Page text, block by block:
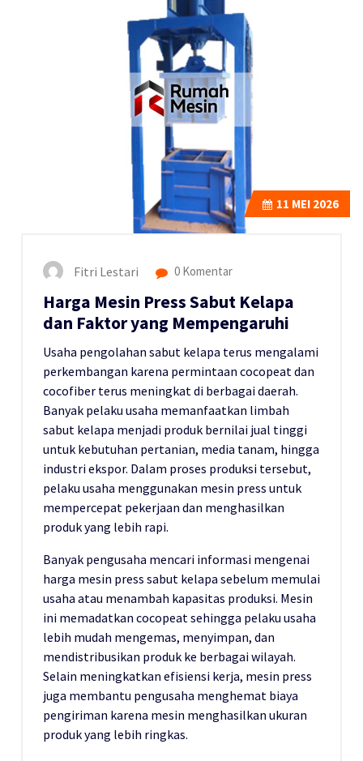
11 MEI 2026
Fitri Lestari 0 Komentar
Harga Mesin Press Sabut Kelapa
dan Faktor yang Mempengaruhi
Usaha pengolahan sabut kelapa terus mengalami
perkembangan karena permintaan cocopeat dan
cocofiber terus meningkat di berbagai daerah.
Banyak pelaku usaha memanfaatkan limbah
sabut kelapa menjadi produk bernilai jual tinggi
untuk kebutuhan pertanian, media tanam, hingga
industri ekspor. Dalam proses produksi tersebut,
pelaku usaha menggunakan mesin press untuk
mempercepat pekerjaan dan menghasilkan
produk yang lebih rapi.
Banyak pengusaha mencari informasi mengenai
harga mesin press sabut kelapa sebelum memulai
usaha atau menambah kapasitas produksi. Mesin
ini memadatkan cocopeat sehingga pelaku usaha
lebih mudah mengemas, menyimpan, dan
mendistribusikan produk ke berbagai wilayah.
Selain meningkatkan efisiensi kerja, mesin press
juga membantu pengusaha menghemat biaya
pengiriman karena mesin menghasilkan ukuran
produk yang lebih ringkas.